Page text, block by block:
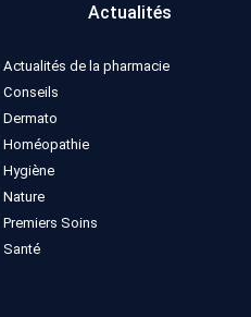
Actualités
Actualités de la pharmacie
Conseils
Dermato
Homéopathie
Hygiène
Nature
Premiers Soins
Santé